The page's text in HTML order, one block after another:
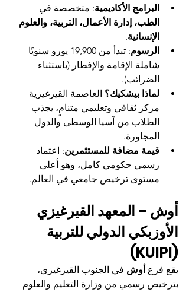
البرامج الأكاديمية: متخصصة في
الطب، إدارة الأعمال، التربية، والعلوم
الإنسانية.
الرسوم
: تبدأ من 19,900 يورو سنويًا
شاملة الإقامة والإفطار (باستثناء
الضرائب).
لماذا بيشكيك؟ العاصمة القيرغيزية
مركز ثقافي وتعليمي متنامٍ، يجذب
الطلاب من آسيا الوسطى والدول
المجاورة.
قيمة مضافة للمستثمرين: اعتماد
رسمي حكومي كامل، وهو أعلى
مستوى ترخيص جامعي في العالم.
أوش – المعهد القيرغيزي
الأوزبكي الدولي للتربية
(KUIPI)
يقع فرع أوش في الجنوب القيرغيزي،
بترخيص رسمي من وزارة التعليم والعلوم